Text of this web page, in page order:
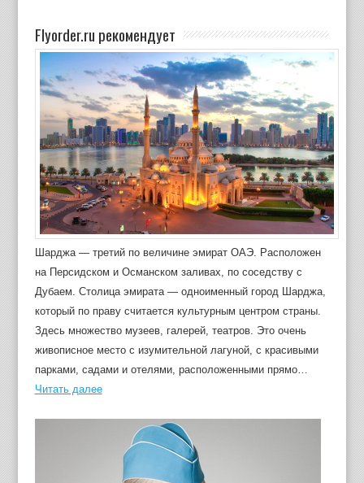
Flyorder.ru рекомендует
Шарджа — третий по величине эмират ОАЭ. Расположен
на Персидском и Османском заливах, по соседству с
Дубаем. Столица эмирата — одноименный город Шарджа,
который по праву считается культурным центром страны.
Здесь множество музеев, галерей, театров. Это очень
живописное место с изумительной лагуной, с красивыми
парками, садами и отелями, расположенными прямо…
Читать далее